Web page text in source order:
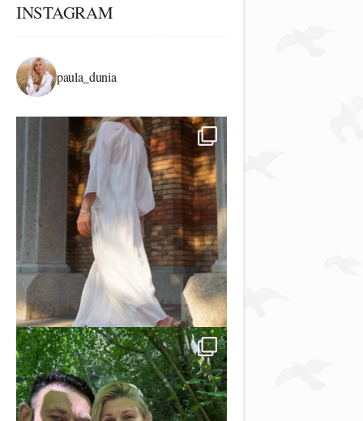
INSTAGRAM
paula_dunia